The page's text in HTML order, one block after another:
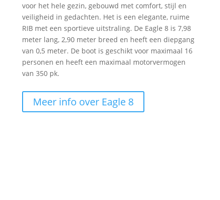
voor het hele gezin, gebouwd met comfort, stijl en
veiligheid in gedachten. Het is een elegante, ruime
RIB met een sportieve uitstraling. De Eagle 8 is 7,98
meter lang, 2,90 meter breed en heeft een diepgang
van 0,5 meter. De boot is geschikt voor maximaal 16
personen en heeft een maximaal motorvermogen
van 350 pk.
Meer info over Eagle 8